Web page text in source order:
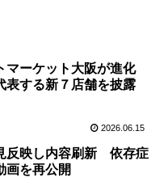
マーケット大阪が進化
表する新７店舗を披露
2026.06.15
反映し内容刷新 依存症
画を再公開